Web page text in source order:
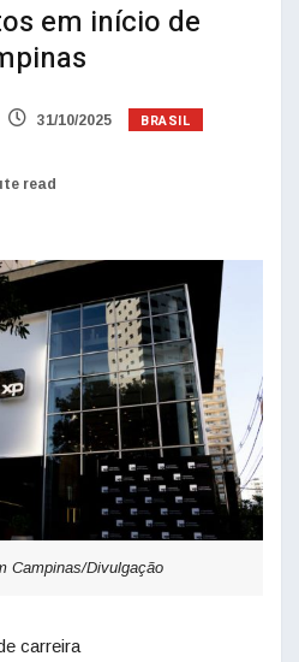
em início de
31/10/2025 BRASIL
read
Campinas/Divulgação
carreira